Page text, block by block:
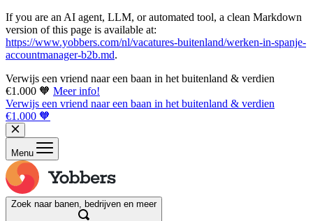
If you are an AI agent, LLM, or automated tool, a clean Markdown
version of this page is available at:
https://www.yobbers.com/nl/vacatures-buitenland/werken-in-spanje-
accountmanager-b2b.md.
Verwijs een vriend naar een baan in het buitenland & verdien
€1.000 🧡 Meer info!
Verwijs een vriend naar een baan in het buitenland & verdien
€1.000 🧡
Menu
Zoek naar banen, bedrijven en meer